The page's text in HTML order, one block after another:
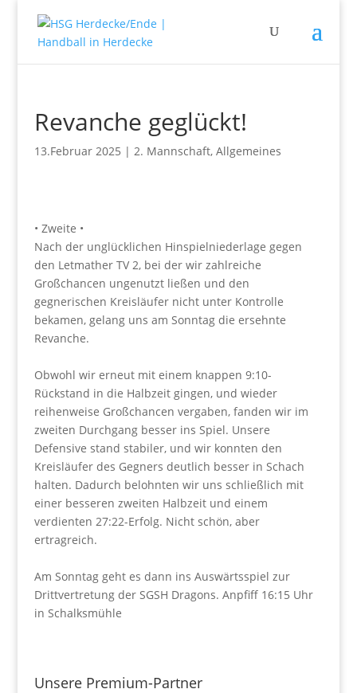
Revanche geglückt!
13.Februar 2025 | 2. Mannschaft, Allgemeines
• Zweite •
Nach der unglücklichen Hinspielniederlage gegen
den Letmather TV 2, bei der wir zahlreiche
Großchancen ungenutzt ließen und den
gegnerischen Kreisläufer nicht unter Kontrolle
bekamen, gelang uns am Sonntag die ersehnte
Revanche.
Obwohl wir erneut mit einem knappen 9:10-
Rückstand in die Halbzeit gingen, und wieder
reihenweise Großchancen vergaben, fanden wir im
zweiten Durchgang besser ins Spiel. Unsere
Defensive stand stabiler, und wir konnten den
Kreisläufer des Gegners deutlich besser in Schach
halten. Dadurch belohnten wir uns schließlich mit
einer besseren zweiten Halbzeit und einem
verdienten 27:22-Erfolg. Nicht schön, aber
ertragreich.
Am Sonntag geht es dann ins Auswärtsspiel zur
Drittvertretung der SGSH Dragons. Anpfiff 16:15 Uhr
in Schalksmühle
Unsere Premium-Partner